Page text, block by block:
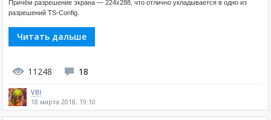
Причём разрешение экрана — 224х288, что отлично укладывается в одно из
разрешений TS-Config.
Читать дальше
11248 18
VBI
18 марта 2018, 19:10